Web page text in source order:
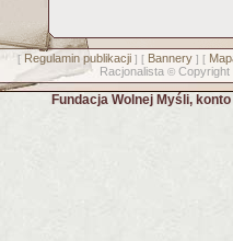
[ Regulamin publikacji] [ Bannery] [
Racjonalista © Copyright
Fundacja Wolnej Myśli,